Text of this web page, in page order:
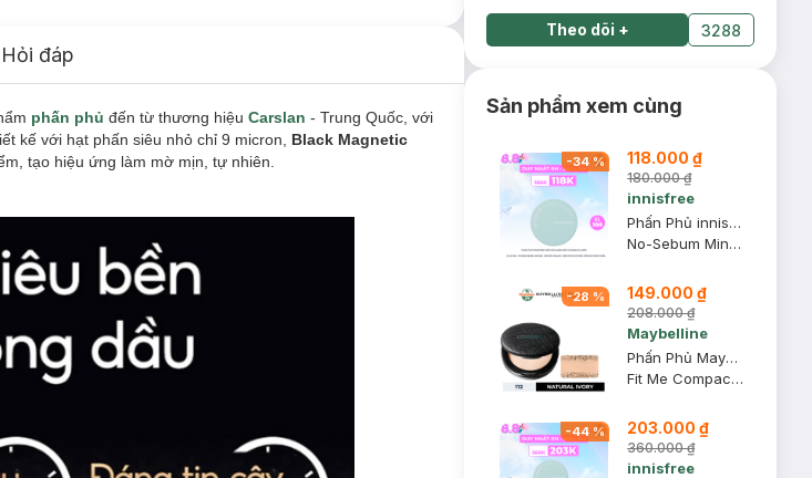
Hỏi đáp
phấn phủ đến từ thương hiệu Carslan - Trung Quốc, với
kế với hạt phấn siêu nhỏ chỉ 9 micron, Black Magnetic
tạo hiệu ứng làm mờ mịn, tự nhiên.
Theo dõi + 3288
Sản phẩm xem cùng
-34% 118.000 ₫
180.000 ₫
innisfree
Phấn Phủ innisfree Kiềm Dầu Dạng Bột Khoáng 5g (Mới)
No-Sebum Mineral Powder
-28 % 149.000 ₫
208.000 ₫
Maybelline
Phấn Phủ Maybelline Mịn Nhẹ Kiềm Dầu Chống Nắng 6g #112
Fit Me Compact Powder SPF32 PA+++ #112 Natural Ivory
-44% 203.000 ₫
360.000 ₫
innisfree